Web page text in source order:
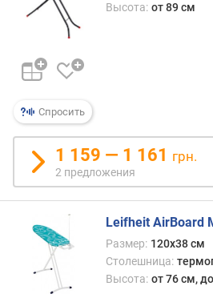
Спросить
Высота: от 89 см
1 159 — 1 161 грн.
2 предложения
Leifheit AirBoard
Размер: 120х38 см
Столешница:
Высота: от 76 см,